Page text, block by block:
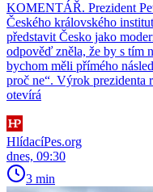
KOMENTÁŘ. Prezident
Českého královského
představit Česko jako
odpověď zněla, že by s tím
bychom měli přímého
proč ne“. Výrok prezidenta
otevírá
HlídacíPes.org
dnes, 09:30
3 min